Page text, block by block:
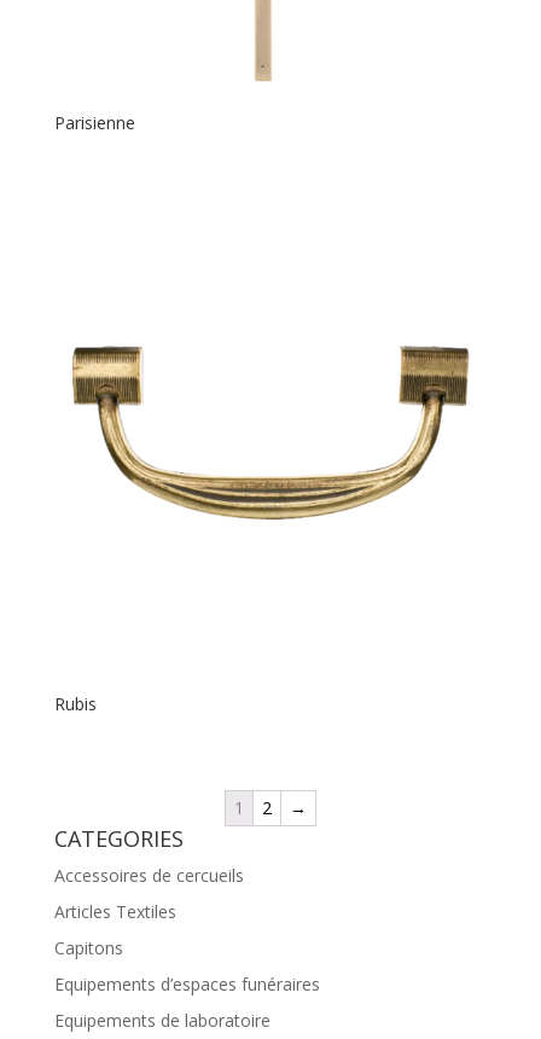
Parisienne
Rubis
1 2 →
CATEGORIES
Accessoires de cercueils
Articles Textiles
Capitons
Equipements d’espaces funéraires
Equipements de laboratoire